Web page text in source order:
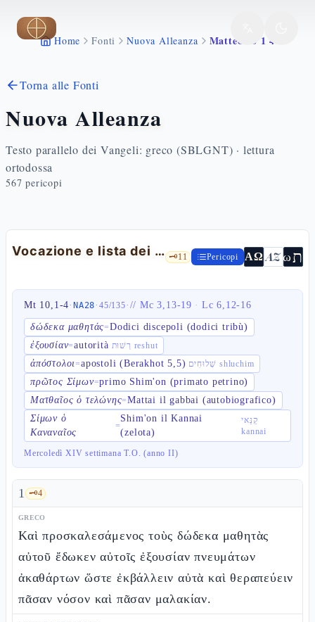
Vai al contenuto principale
Home Fonti Nuova Alleanza Matteo 10 1 4
Torna alle Fonti
Nuova Alleanza
Testo parallelo dei Vangeli: greco (SBLGNT) · lettura
ortodossa
567 pericopi
Vocazione e lista dei Dodici 🗝️11 Pericopi ΑΩ AZωת
Mt 10,1-4·NA28·45/135· //Mc 3,13-19 · Lc 6,12-16
δώδεκα μαθητάς=Dodici discepoli (dodici tribù)
ἐξουσίαν=autorità רְשׁוּת reshut
ἀπόστολοι=apostoli (Berakhot 5,5) שְׁלוּחִים shluchim
πρῶτος Σίμων=primo Shim'on (primato petrino)
Ματθαῖος ὁ τελώνης=Mattai il gabbai (autobiografico)
Σίμων ὁ
Καναναῖος
=
Shim'on il Kannai
(zelota)
קַנַּאי
kannai
Mercoledì XIV settimana T.O. (anno II)
1 🗝️4
GRECO
Καὶ προσκαλεσάμενος τοὺς δώδεκα μαθητὰς
αὐτοῦ ἔδωκεν αὐτοῖς ἐξουσίαν πνευμάτων
ἀκαθάρτων ὥστε ἐκβάλλειν αὐτὰ καὶ θεραπεύειν
πᾶσαν νόσον καὶ πᾶσαν μαλακίαν.